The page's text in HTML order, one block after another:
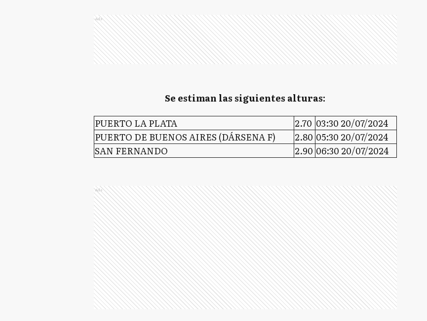
Ads
Se estiman las siguientes alturas:
PUERTO LA PLATA
2.70 03:30 20/07/2024
PUERTO DE BUENOS AIRES (DÁRSENA F)
2.80 05:30 20/07/2024
SAN FERNANDO
2.90 06:30 20/07/2024
Ads